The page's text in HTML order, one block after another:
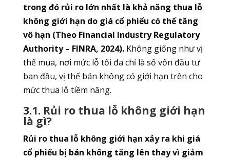
trong đó rủi ro lớn nhất là khả năng thua lỗ
không giới hạn do giá cổ phiếu có thể tăng
vô hạn (Theo Financial Industry Regulatory
Authority – FINRA, 2024).Không giống như vị
thế mua, nơi mức lỗ tối đa chỉ là số vốn đầu tư
ban đầu, vị thế bán không có giới hạn trên cho
mức thua lỗ tiềm năng.
3.1. Rủi ro thua lỗ không giới hạn
là gì?
Rủi ro thua lỗ không giới hạn xảy ra khi giá
cổ phiếu bị bán khống tăng lên thay vì giảm